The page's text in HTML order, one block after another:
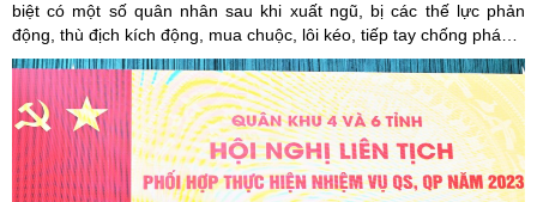
biệt có một số quân nhân sau khi xuất ngũ, bị các thế lực phản
động, thù địch kích động, mua chuộc, lôi kéo, tiếp tay chống phá…